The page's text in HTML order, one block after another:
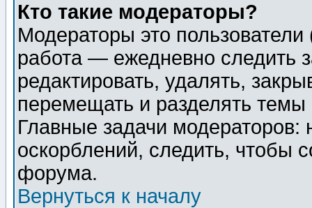
Кто такие модераторы?
Модераторы это
работа — ежедневно следить
редактировать, удалять,
перемещать и разделять
Главные задачи
оскорблений, следить, чтобы
форума.
Вернуться к началу